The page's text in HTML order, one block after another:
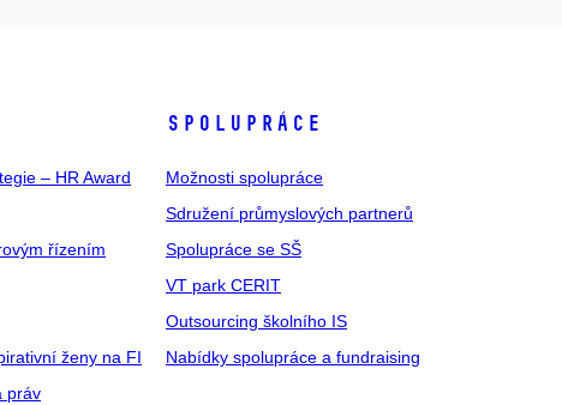
– HR Award
řízením
ženy na FI
práv
SPOLUPRÁCE
Možnosti spolupráce
Sdružení průmyslových partnerů
Spolupráce se SŠ
VT park CERIT
Outsourcing školního IS
Nabídky spolupráce a fundraising